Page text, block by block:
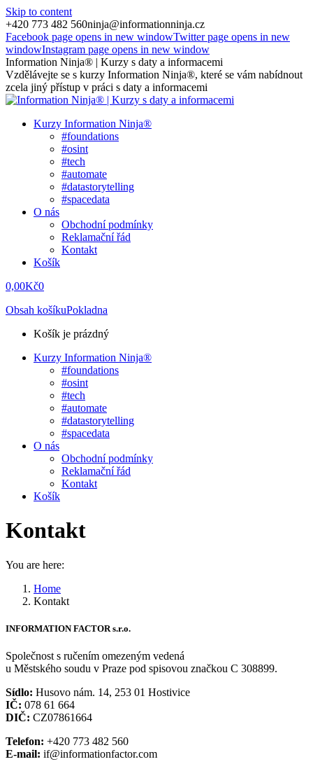
Skip to content
+420 773 482 560ninja@informationninja.cz
Facebook page opens in new windowTwitter page opens in new
windowInstagram page opens in new window
Information Ninja® | Kurzy s daty a informacemi
Vzdělávejte se s kurzy Information Ninja®, které se vám nabídnout
zcela jiný přístup v práci s daty a informacemi
Kurzy Information Ninja®
#foundations
#osint
#tech
#automate
#datastorytelling
#spacedata
O nás
Obchodní podmínky
Reklamační řád
Kontakt
Košík
0,00Kč0
Obsah košíkuPokladna
Košík je prázdný
Kurzy Information Ninja®
#foundations
#osint
#tech
#automate
#datastorytelling
#spacedata
O nás
Obchodní podmínky
Reklamační řád
Kontakt
Košík
Kontakt
You are here:
Home
Kontakt
INFORMATION FACTOR s.r.o.
Společnost s ručením omezeným vedená
u Městského soudu v Praze pod spisovou značkou C 308899.
Sídlo: Husovo nám. 14, 253 01 Hostivice
IČ: 078 61 664
DIČ: CZ07861664
Telefon: +420 773 482 560
E-mail: if@informationfactor.com